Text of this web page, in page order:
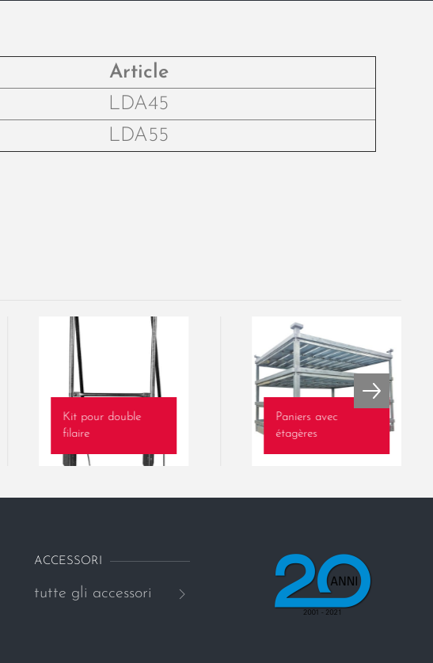
Article
LDA45
LDA55
Kit pour double
filaire
Paniers avec
étagères
ACCESSORI
tutte gli accessori